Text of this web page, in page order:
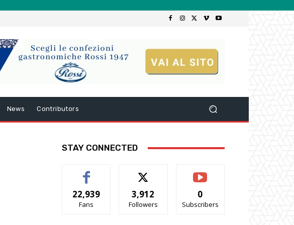
News Contributors
STAY CONNECTED
22,939
Fans
3,912
Followers
0
Subscribers